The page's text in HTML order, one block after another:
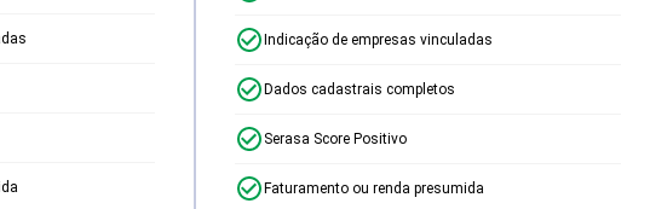
Indicação de empresas vinculadas
Dados cadastrais completos
Serasa Score Positivo
Faturamento ou renda presumida